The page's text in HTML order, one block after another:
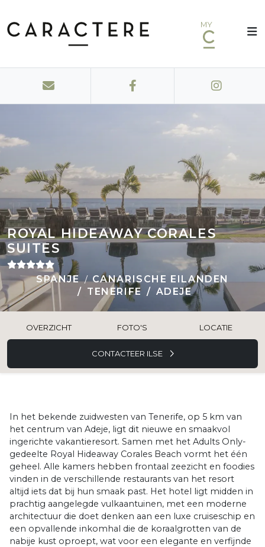
MY
ROYAL HIDEAWAY CORALES
SUITES
SPANJE
CANARISCHE EILANDEN
TENERIFE
ADEJE
OVERZICHT FOTO'S LOCATIE
CONTACTEER ILSE
In het bekende zuidwesten van Tenerife, op 5 km van
het centrum van Adeje, ligt dit nieuwe en smaakvol
ingerichte vakantieresort. Samen met het Adults Only-
gedeelte Royal Hideaway Corales Beach vormt het één
geheel. Alle kamers hebben frontaal zeezicht en foodies
vinden in de verschillende restaurants van het resort
altijd iets dat bij hun smaak past. Het hotel ligt midden in
prachtig aangelegde vulkaantuinen, met een moderne
architectuur die doet denken aan een luxe cruiseschip en
een opvallende inkomhal die de koraalgrotten van de
nabije kust oproept, wat voor een elegante en verfijnde